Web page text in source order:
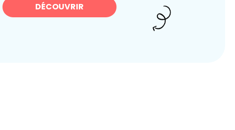
DÉCOUVRIR